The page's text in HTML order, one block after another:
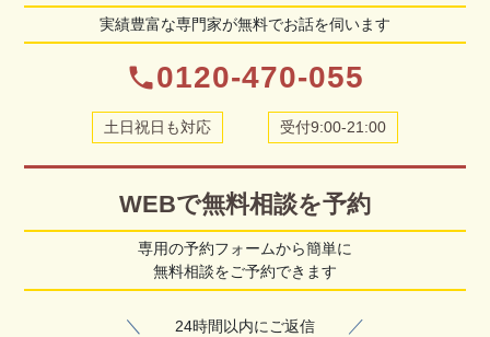
実績豊富な専門家が無料でお話を伺います
phone0120-470-055
土日祝日も対応 受付9:00-21:00
WEBで無料相談を予約
専用の予約フォームから簡単に
無料相談をご予約できます
＼ 24時間以内にご返信 ／